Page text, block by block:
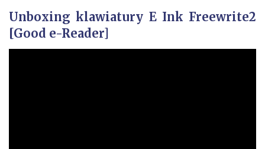
Unboxing klawiatury E Ink Freewrite2
[Good e-Reader]